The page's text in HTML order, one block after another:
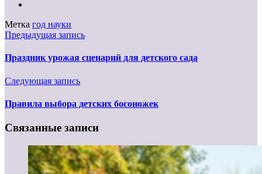
Метка год науки
Предыдущая запись
Праздник урожая сценарий для детского сада
Следующая запись
Правила выбора детских босоножек
Связанные записи